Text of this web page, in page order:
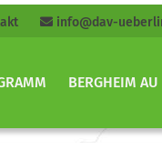
info@dav-
BERGHEIM AU